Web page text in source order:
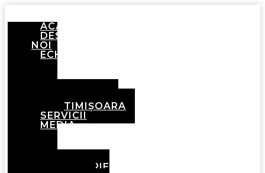
ACASĂ
DESPRE
NOI
ECHIPA
TIMIȘOARA
SERVICII
MEDIA
GALERIE